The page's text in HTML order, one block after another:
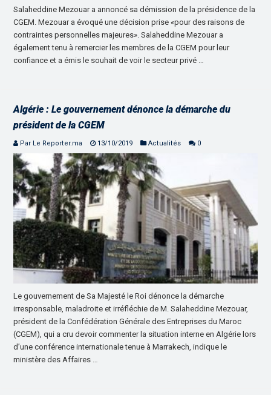
Salaheddine Mezouar a annoncé sa démission de la présidence de la
CGEM. Mezouar a évoqué une décision prise «pour des raisons de
contraintes personnelles majeures». Salaheddine Mezouar a
également tenu à remercier les membres de la CGEM pour leur
confiance et a émis le souhait de voir le secteur privé …
Algérie : Le gouvernement dénonce la démarche du
président de la CGEM
Par Le Reporter.ma 13/10/2019 Actualités 0
Le gouvernement de Sa Majesté le Roi dénonce la démarche
irresponsable, maladroite et irréfléchie de M. Salaheddine Mezouar,
président de la Confédération Générale des Entreprises du Maroc
(CGEM), qui a cru devoir commenter la situation interne en Algérie lors
d’une conférence internationale tenue à Marrakech, indique le
ministère des Affaires …